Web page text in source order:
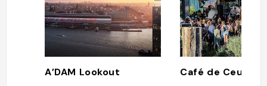
A’DAM Lookout Café de Ceuvel